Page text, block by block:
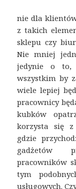
nie dla
z takich
sklepu czy
Nie mniej
jedynie o to,
wszystkim by
wiele lepiej
pracownicy
kubków
korzysta się
gdzie
gadżetów
pracowników
tym
usługowych.